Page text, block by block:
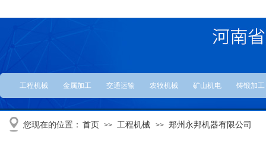
工程机械 金属加工 交通运输 农牧机械 矿山机电 铸锻加工
您现在的位置： 首页 >> 工程机械 >> 郑州永邦机器有限公司